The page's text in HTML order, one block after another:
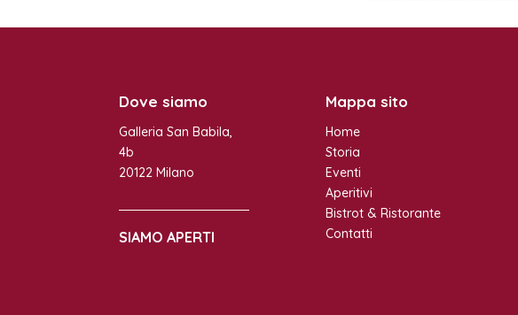
Dove siamo
Galleria San Babila,
4b
20122 Milano
SIAMO APERTI
Mappa sito
Home
Storia
Eventi
Aperitivi
Bistrot & Ristorante
Contatti